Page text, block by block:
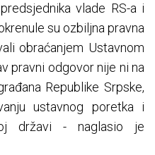
vlade RS-a i
su ozbiljna pravna
obraćanjem Ustavnom
pravni odgovor nije ni na
Republike Srpske,
ustavnog poretka i
državi - naglasio je